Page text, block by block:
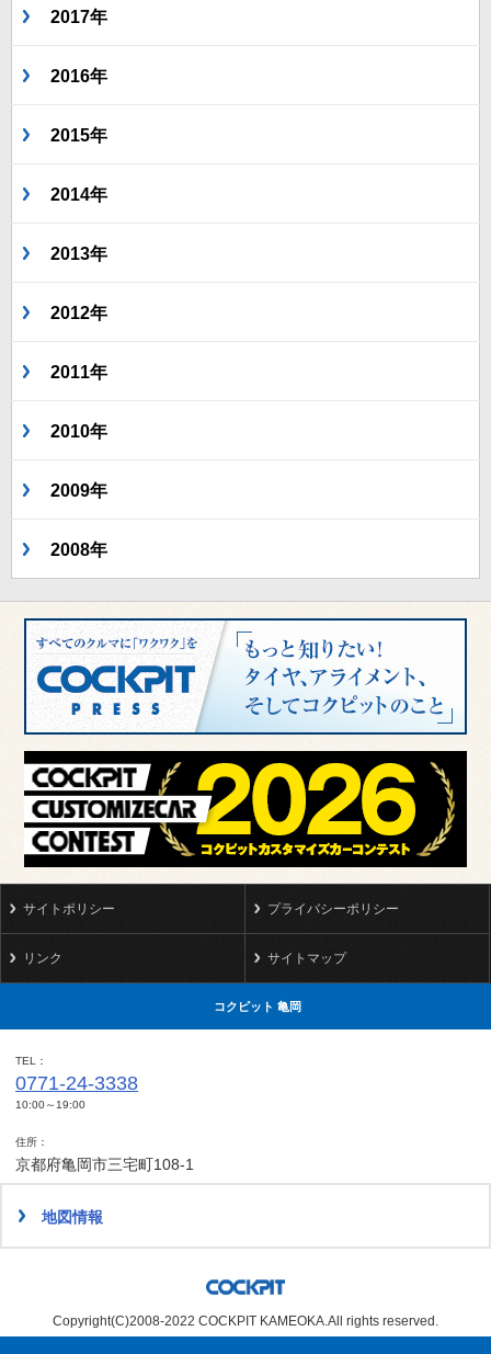
2017年
2016年
2015年
2014年
2013年
2012年
2011年
2010年
2009年
2008年
サイトポリシー プライバシーポリシー
リンク サイトマップ
コクピット 亀岡
TEL
0771-24-3338
10:00～19:00
住所
京都府亀岡市三宅町108-1
地図情報
Copyright(C)2008-2022 COCKPIT KAMEOKA.All rights reserved.